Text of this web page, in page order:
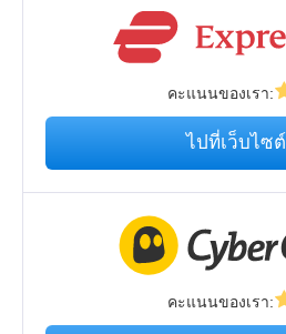
คะแนนของเรา:
ไปที่เว็บไซต์
คะแนนของเรา: